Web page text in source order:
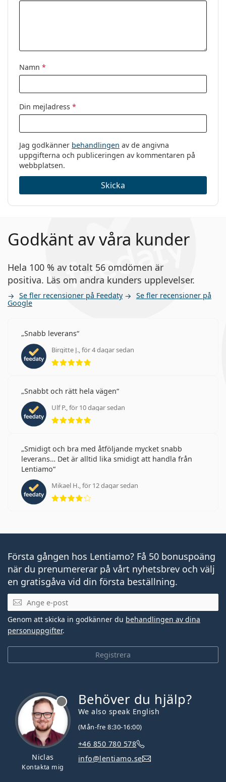
Namn *
Din mejladress *
Jag godkänner behandlingen av de angivna
uppgifterna och publiceringen av kommentaren på
webbplatsen.
Skicka
Godkänt av våra kunder
Hela 100 % av totalt 56 omdömen är
positiva. Läs om andra kunders upplevelser.
Se fler recensioner på Feedaty Se fler recensioner på
Google
Snabb leverans
Birgitte J., för 4 dagar sedan
Betyg 5 av 5
Snabbt och rätt hela vägen
Ulf P., för 10 dagar sedan
Betyg 5 av 5
Smidigt och bra med åtföljande mycket snabb
leverans… Det är alltid lika smidigt att handla från
Lentiamo
Mikael H., för 12 dagar sedan
Betyg 4 av 5
Första gången hos Lentiamo? Få 50 bonuspoäng
när du prenumererar på vårt nyhetsbrev och välj
en gratisgåva vid din första beställning.
Mejladress
Registrera
Genom att skicka in godkänner du behandlingen av dina
personuppgifter.
Niclas
Kontakta mig
Behöver du hjälp?
We also speak English
(Mån-fre 8:30-16:00)
+46 850 780 578
info@lentiamo.se